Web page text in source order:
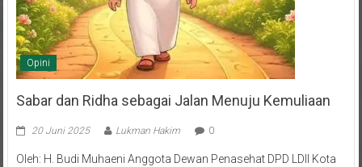
Opini
Sabar dan Ridha sebagai Jalan Menuju Kemuliaan
Balikpapan Hidup adalah rangkaian episode—sebagian